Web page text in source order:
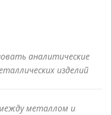
аналитические
изделий
металлом и